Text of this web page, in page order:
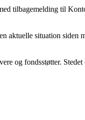
tilbagemelding til
situation siden
og fondsstøtter.